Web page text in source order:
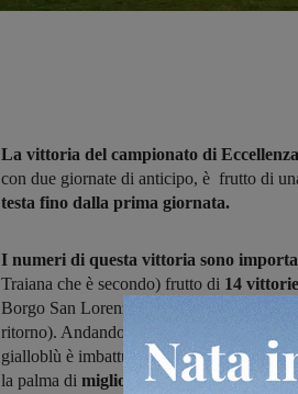
La vittoria del campionato di
con due giornate di anticipo, è frutto di
testa fino dalla prima giornata.
I numeri di questa vittoria sono
Traiana che è secondo) frutto di 14
Borgo San Lorenzo alla settima giornata
ritorno). Andando a vedere poi nel
gialloblù è imbattuta in casa (9 vittorie e
la palma di miglior attacco del gironee